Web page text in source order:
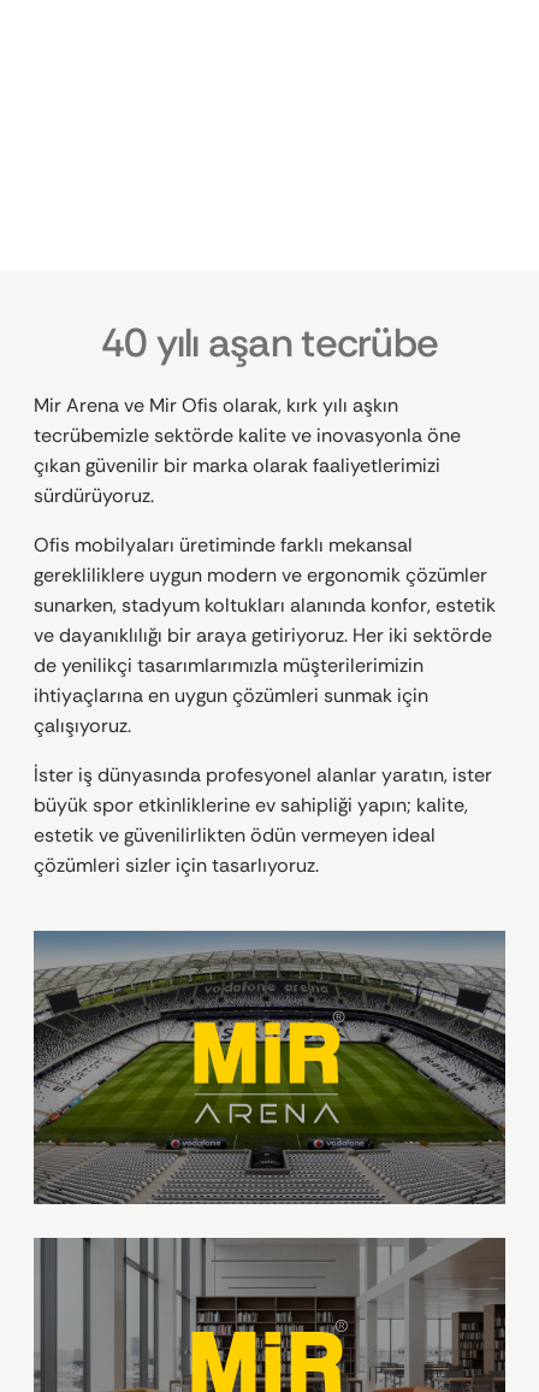
40 yılı aşan tecrübe
Mir Arena ve Mir Ofis olarak, kırk yılı aşkın
tecrübemizle sektörde kalite ve inovasyonla öne
çıkan güvenilir bir marka olarak faaliyetlerimizi
sürdürüyoruz.
Ofis mobilyaları üretiminde farklı mekansal
gerekliliklere uygun modern ve ergonomik çözümler
sunarken, stadyum koltukları alanında konfor, estetik
ve dayanıklılığı bir araya getiriyoruz. Her iki sektörde
de yenilikçi tasarımlarımızla müşterilerimizin
ihtiyaçlarına en uygun çözümleri sunmak için
çalışıyoruz.
İster iş dünyasında profesyonel alanlar yaratın, ister
büyük spor etkinliklerine ev sahipliği yapın; kalite,
estetik ve güvenilirlikten ödün vermeyen ideal
çözümleri sizler için tasarlıyoruz.